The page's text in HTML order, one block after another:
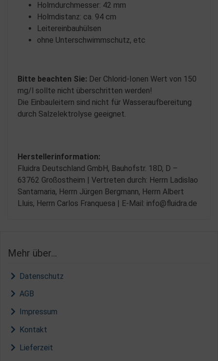
Holmdurchmesser: 42 mm
Holmdistanz: ca. 94 cm
Leitereinbauhülsen
ohne Unterschwimmschutz, etc
Bitte beachten Sie: Der Chlorid-Ionen Wert von 150
mg/l sollte nicht überschritten werden!
Die Einbauleitern sind nicht für Wasseraufbereitung
durch Salzelektrolyse geeignet.
Herstellerinformation:
Fluidra Deutschland GmbH, Bauhofstr. 18D, D –
63762 Großostheim | Vertreten durch: Herrn Ladislao
Santamaria, Herrn Jürgen Bergmann, Herrn Albert
Lluis, Herrn Carlos Franquesa | E-Mail: info@fluidra.de
Mehr über...
Datenschutz
AGB
Impressum
Kontakt
Lieferzeit